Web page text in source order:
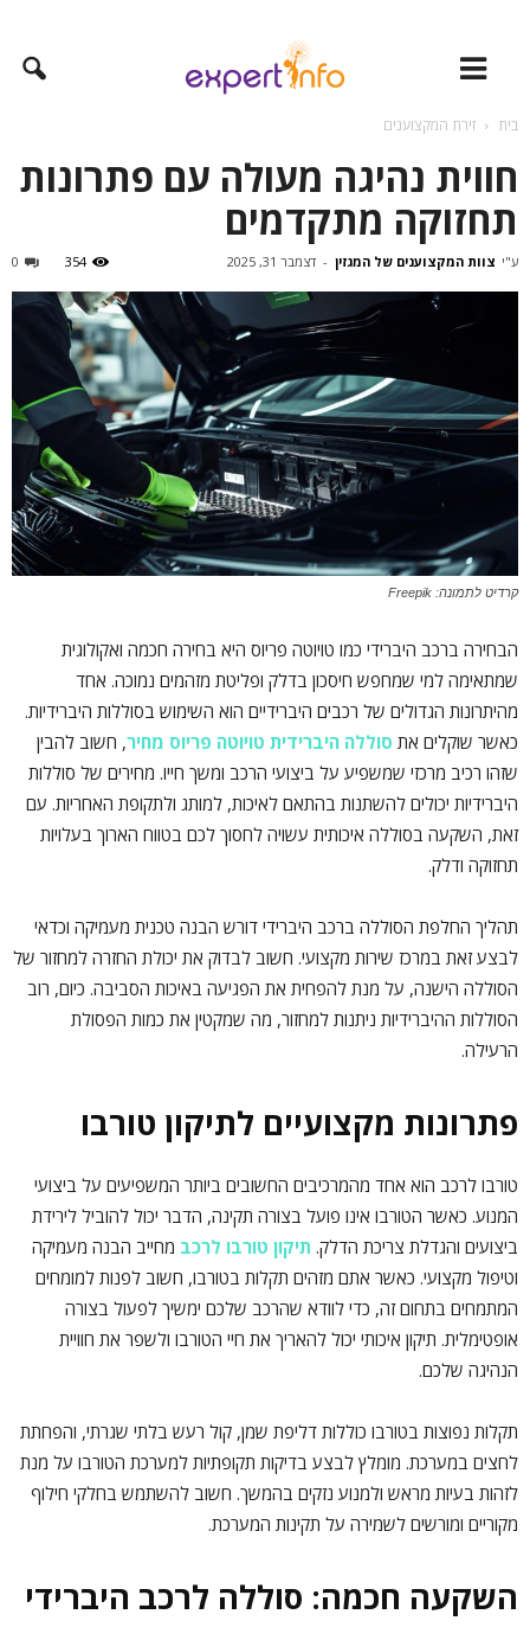
בית זירת המקצוענים
חווית נהיגה מעולה עם פתרונות
תחזוקה מתקדמים
ע"י צוות המקצוענים של המגזין - דצמבר 31, 2025 0 354
קרדיט לתמונה: Freepik
הבחירה ברכב היברידי כמו טויוטה פריוס היא בחירה חכמה ואקולוגית
שמתאימה למי שמחפש חיסכון בדלק ופליטת מזהמים נמוכה. אחד
מהיתרונות הגדולים של רכבים היברידיים הוא השימוש בסוללות היברידיות.
כאשר שוקלים את סוללה היברידית טויוטה פריוס מחיר, חשוב להבין
שזהו רכיב מרכזי שמשפיע על ביצועי הרכב ומשך חייו. מחירים של סוללות
היברידיות יכולים להשתנות בהתאם לאיכות, למותג ולתקופת האחריות. עם
זאת, השקעה בסוללה איכותית עשויה לחסוך לכם בטווח הארוך בעלויות
תחזוקה ודלק.
תהליך החלפת הסוללה ברכב היברידי דורש הבנה טכנית מעמיקה וכדאי
לבצע זאת במרכז שירות מקצועי. חשוב לבדוק את יכולת החזרה למחזור של
הסוללה הישנה, על מנת להפחית את הפגיעה באיכות הסביבה. כיום, רוב
הסוללות ההיברידיות ניתנות למחזור, מה שמקטין את כמות הפסולת
הרעילה.
פתרונות מקצועיים לתיקון טורבו
טורבו לרכב הוא אחד מהמרכיבים החשובים ביותר המשפיעים על ביצועי
המנוע. כאשר הטורבו אינו פועל בצורה תקינה, הדבר יכול להוביל לירידת
ביצועים והגדלת צריכת הדלק. תיקון טורבו לרכב מחייב הבנה מעמיקה
וטיפול מקצועי. כאשר אתם מזהים תקלות בטורבו, חשוב לפנות למומחים
המתמחים בתחום זה, כדי לוודא שהרכב שלכם ימשיך לפעול בצורה
אופטימלית. תיקון איכותי יכול להאריך את חיי הטורבו ולשפר את חוויית
הנהיגה שלכם.
תקלות נפוצות בטורבו כוללות דליפת שמן, קול רעש בלתי שגרתי, והפחתת
לחצים במערכת. מומלץ לבצע בדיקות תקופתיות למערכת הטורבו על מנת
לזהות בעיות מראש ולמנוע נזקים בהמשך. חשוב להשתמש בחלקי חילוף
מקוריים ומורשים לשמירה על תקינות המערכת.
השקעה חכמה: סוללה לרכב היברידי